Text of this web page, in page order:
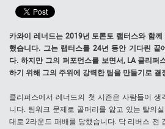
카와이 레너드는 2019년 토론토 랩터스와 함
했습니다. 그는 랩터스를 24년 동안 기다린 끝
다. 하지만 그의 퍼포먼스를 보면서, LA 클리퍼
하기 위해 그의 주위에 강력한 팀을 만들기로 결
클리퍼스에서 레너드의 첫 시즌은 사람들이 생
니다. 팀워크 문제로 골머리를 앓고 있는 탈의
대로 2라운드 패배를 당했습니다. 닥 리버스 전